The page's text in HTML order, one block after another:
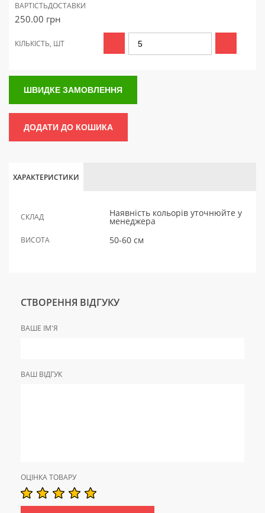
ВАРТІСТЬДОСТАВКИ
250.00 грн
КІЛЬКІСТЬ, ШТ
ШВИДКЕ ЗАМОВЛЕННЯ
ДОДАТИ ДО КОШИКА
ХАРАКТЕРИСТИКИ
СКЛАД Наявність кольорів уточнюйте у
менеджера
ВИСОТА 50-60 см
СТВОРЕННЯ ВІДГУКУ
ВАШЕ ІМ'Я
ВАШ ВІДГУК
ОЦІНКА ТОВАРУ